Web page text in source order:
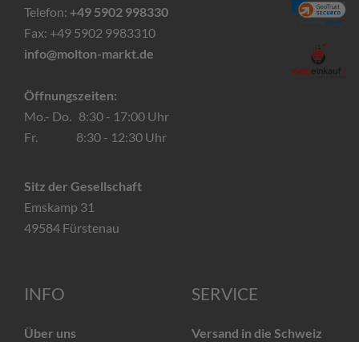
Telefon: +49 5902 998330
Fax: +49 5902 9983310
info@molton-markt.de
Öffnungszeiten:
Mo.- Do. 8:30 - 17:00 Uhr
Fr. 8:30 - 12:30 Uhr
Sitz der Gesellschaft
Emskamp 31
49584 Fürstenau
INFO
Über uns
SERVICE
Versand in die Schweiz